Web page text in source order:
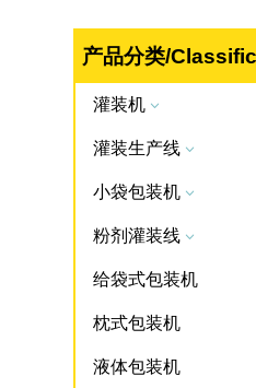
产品分类/
灌装机 3
灌装生产线 3
小袋包装机 3
粉剂灌装线 3
给袋式包装机
枕式包装机
液体包装机